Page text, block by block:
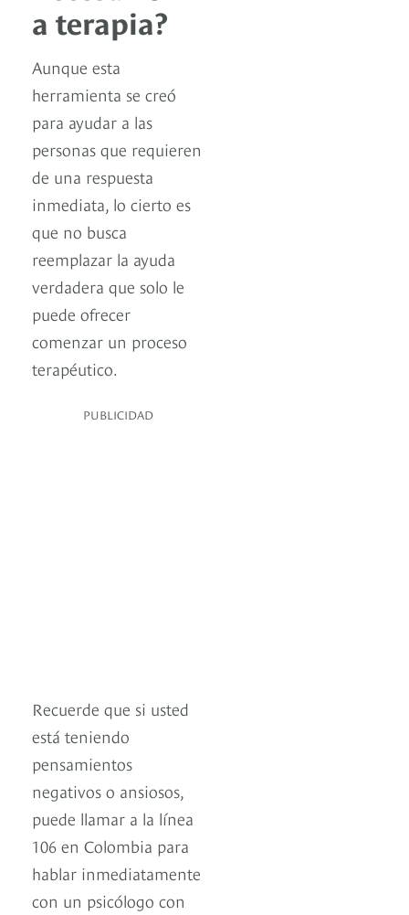
a terapia?
Aunque esta
herramienta se creó
para ayudar a las
personas que requieren
de una respuesta
inmediata, lo cierto es
que no busca
reemplazar la ayuda
verdadera que solo le
puede ofrecer
comenzar un proceso
terapéutico.
PUBLICIDAD
Recuerde que si usted
está teniendo
pensamientos
negativos o ansiosos,
puede llamar a la línea
106 en Colombia para
hablar inmediatamente
con un psicólogo con